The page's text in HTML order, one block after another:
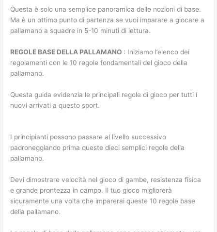
Questa è solo una semplice panoramica delle nozioni di base.
Ma è un ottimo punto di partenza se vuoi imparare a giocare a
pallamano a squadre in 5-10 minuti di lettura.
REGOLE BASE DELLA PALLAMANO : Iniziamo l’elenco dei
regolamenti con le 10 regole fondamentali del gioco della
pallamano.
Questa guida evidenzia le principali regole di gioco per tutti i
nuovi arrivati ​​a questo sport.
I principianti possono passare al livello successivo
padroneggiando prima queste dieci semplici regole della
pallamano.
Devi dimostrare velocità nel gioco di gambe, resistenza fisica
e grande prontezza in campo. Il tuo gioco migliorerà
sicuramente una volta che imparerai queste 10 regole base
della pallamano.